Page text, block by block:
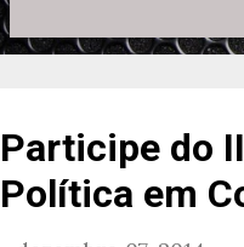
Participe do
Política em